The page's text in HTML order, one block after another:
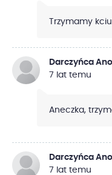
Trzymamy
Darczyńca
7 lat temu
Aneczka,
Darczyńca
7 lat temu